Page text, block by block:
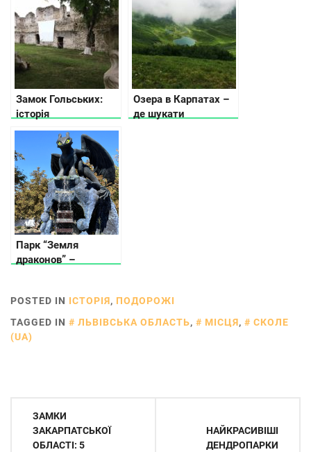
Замок Гольських:
історія
Чортковського
Озера в Карпатах –
де шукати
Парк “Земля
драконов” –
POSTED IN ІСТОРІЯ, ПОДОРОЖІ
TAGGED IN
ЛЬВІВСЬКА ОБЛАСТЬ, МІСЦЯ,
СКОЛЕ
(UA)
Навігація
записів
ЗАМКИ
ЗАКАРПАТСЬКОЇ
ОБЛАСТІ: 5
НАЙКРАСИВІШІ
ДЕНДРОПАРКИ